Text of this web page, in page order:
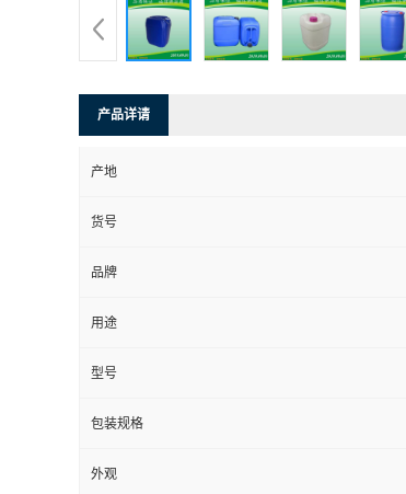
产品详请
产地
货号
品牌
用途
型号
包装规格
外观